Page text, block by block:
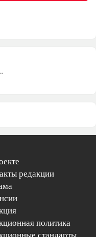
редакции
политика